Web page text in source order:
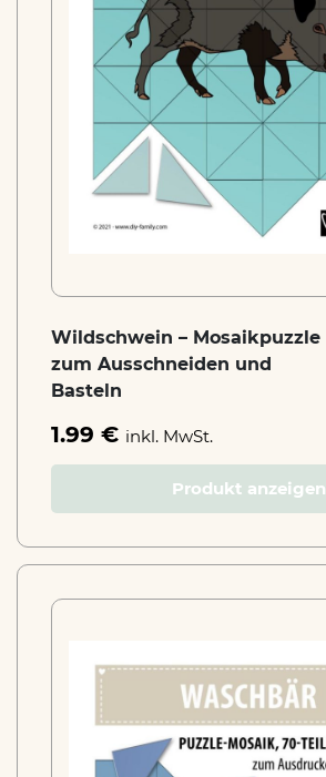
Wildschwein – Mosaikpuzzle
zum Ausschneiden und
Basteln
1.99 € inkl. MwSt.
Produkt anzeigen